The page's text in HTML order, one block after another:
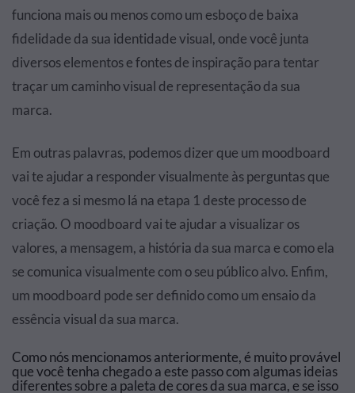
funciona mais ou menos como um esboço de baixa
fidelidade da sua identidade visual, onde você junta
diversos elementos e fontes de inspiração para tentar
traçar um caminho visual de representação da sua
marca.
Em outras palavras, podemos dizer que um moodboard
vai te ajudar a responder visualmente às perguntas que
você fez a si mesmo lá na etapa 1 deste processo de
criação. O moodboard vai te ajudar a visualizar os
valores, a mensagem, a história da sua marca e como ela
se comunica visualmente com o seu público alvo. Enfim,
um moodboard pode ser definido como um ensaio da
essência visual da sua marca.
Como nós mencionamos anteriormente, é muito provável
que você tenha chegado a este passo com algumas ideias
diferentes sobre a paleta de cores da sua marca, e se isso